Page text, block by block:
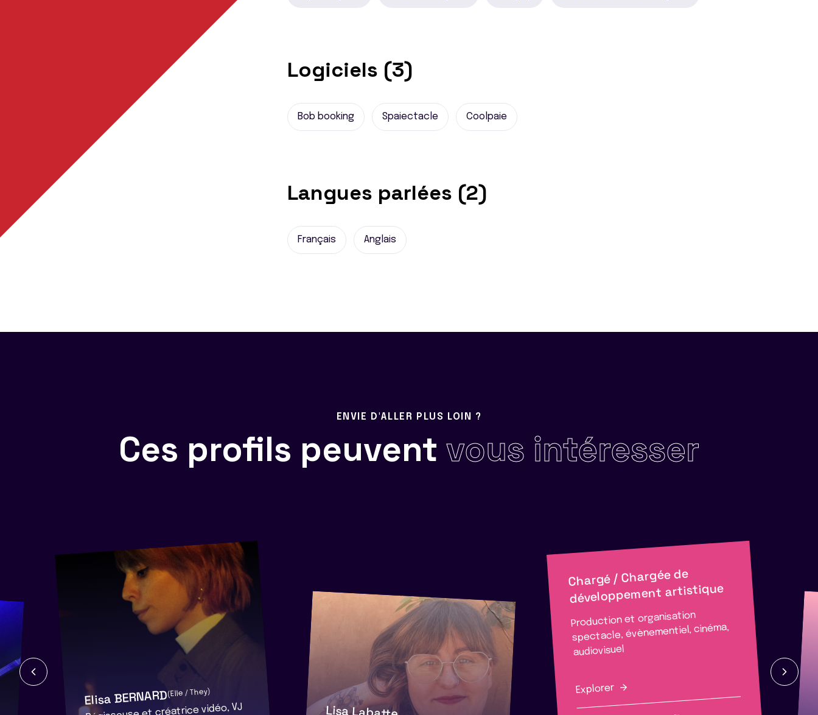
Logiciels (3)
Bob booking Spaiectacle Coolpaie
Langues parlées (2)
Français Anglais
ENVIE D'ALLER PLUS LOIN ?
Ces profils peuvent vous intéresser
Elisa BERNARD(Elle / They)
Chargé / Chargée de
développement artistique
Production et organisation
spectacle, évènementiel, cinéma,
audiovisuel
Explorer